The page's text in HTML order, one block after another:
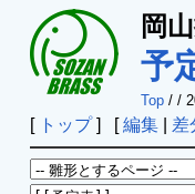
岡
予
Top/ /
[ トップ] [編集| 差